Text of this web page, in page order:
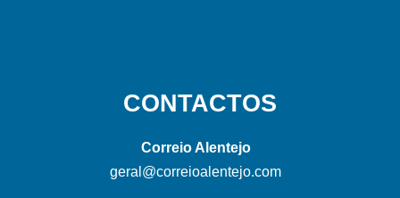
CONTACTOS
Correio Alentejo
geral@correioalentejo.com